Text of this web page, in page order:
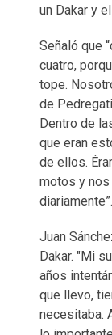
un Dakar y
Señaló que
cuatro,
tope.
de
Dentro de
que eran
de ellos.
motos y
diariamente”.
Juan
Dakar. "Mi
años
que llevo,
necesitaba.